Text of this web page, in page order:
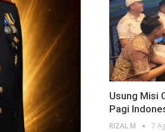
Usung Misi
Pagi
RIZAL M 7